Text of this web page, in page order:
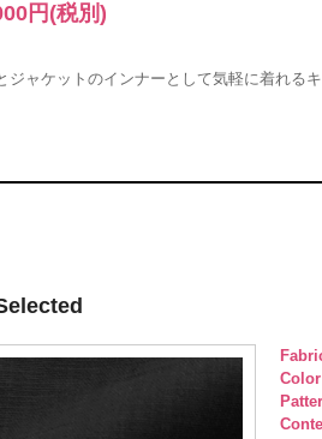
円(税別)
ジャケットのインナーとして気軽に着れる
Color